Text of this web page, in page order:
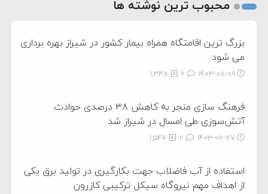
محبوب ترین نوشته ها
بزرگ ترین اقامتگاه همراه بیمار کشور در شیراز بهره برداری
می شود
۱۴۰۳-۰۸-۰۹ 1,338
فرهنگ سازی منجر به کاهش ۳۸ درصدی حوادث
آتش‌سوزی طی امسال در شیراز شد
۱۴۰۳-۰۶-۲۷ 1,547
استفاده از آب فاضلاب جهت بکارگیری در تولید برق یکی
از اهداف مهم نیروگاه سیکل ترکیبی کازرون